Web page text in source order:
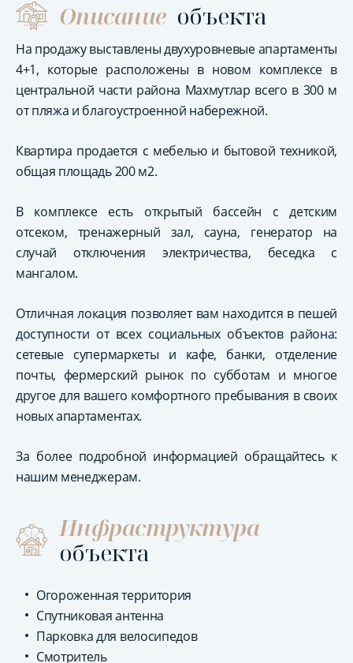
Описание объекта
На продажу выставлены двухуровневые апартаменты
4+1, которые расположены в новом комплексе в
центральной части района Махмутлар всего в 300 м
от пляжа и благоустроенной набережной.
Квартира продается с мебелью и бытовой техникой,
общая площадь 200 м2.
В комплексе есть открытый бассейн с детским
отсеком, тренажерный зал, сауна, генератор на
случай отключения электричества, беседка с
мангалом.
Отличная локация позволяет вам находится в пешей
доступности от всех социальных объектов района:
сетевые супермаркеты и кафе, банки, отделение
почты, фермерский рынок по субботам и многое
другое для вашего комфортного пребывания в своих
новых апартаментах.
За более подробной информацией обращайтесь к
нашим менеджерам.
Инфраструктура
объекта
Огороженная территория
Спутниковая антенна
Парковка для велосипедов
Смотритель